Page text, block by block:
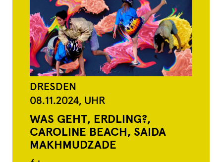
DRESDEN
08.11.2024, UHR
WAS GEHT, ERDLING?,
CAROLINE BEACH, SAIDA
MAKHMUDZADE